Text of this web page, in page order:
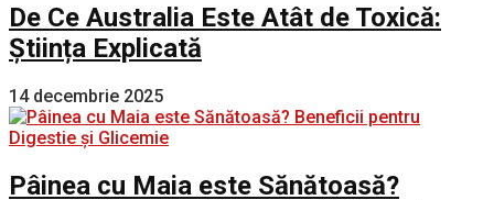
De Ce Australia Este Atât de Toxică:
Știința Explicată
14 decembrie 2025
Pâinea cu Maia este Sănătoasă?